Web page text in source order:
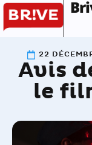
22
Avis
le